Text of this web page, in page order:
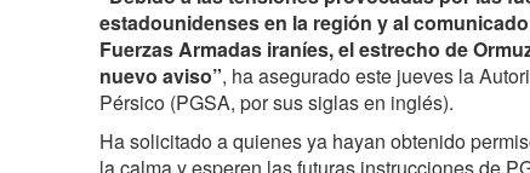
estadounidenses en la región y al
Fuerzas Armadas iraníes, el estrecho de
nuevo aviso”, ha asegurado este jueves la
Pérsico (PGSA, por sus siglas en inglés).
Ha solicitado a quienes ya hayan obtenido